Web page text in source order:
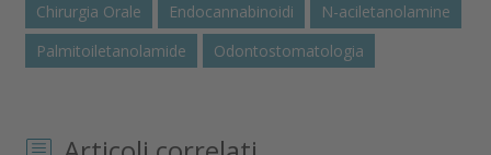
Chirurgia Orale Endocannabinoidi
N-aciletanolamine
Palmitoiletanolamide
Odontostomatologia